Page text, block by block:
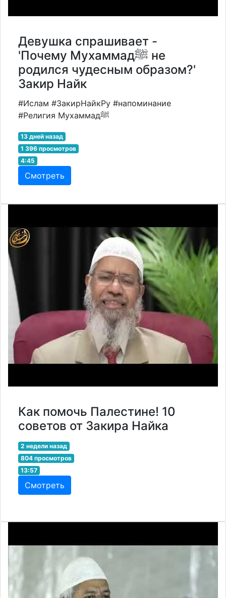
Девушка спрашивает -
'Почему Мухаммадﷺ не
родился чудесным образом?'
Закир Найк
#Ислам #ЗакирНайкРу #напоминание
#Религия Мухаммадﷺ
13 дней назад
1 396 просмотров
4:45
Смотреть
Как помочь Палестине! 10
советов от Закира Найка
2 недели назад
804 просмотров
13:57
Смотреть